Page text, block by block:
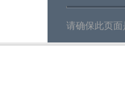
请确保此页面